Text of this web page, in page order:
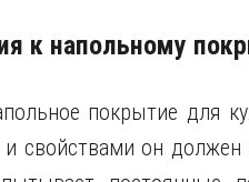
к напольному
покрытие для
и свойствами он